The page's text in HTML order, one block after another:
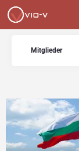
Mitglieder